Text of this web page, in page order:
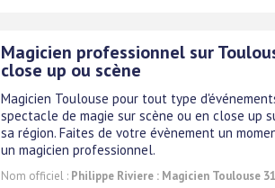
Magicien professionnel sur
close up ou scène
Magicien Toulouse pour tout type
spectacle de magie sur scène ou en close up
sa région. Faites de votre évènement un
un magicien professionnel.
Nom officiel : Philippe Riviere : Magicien Toulouse 31